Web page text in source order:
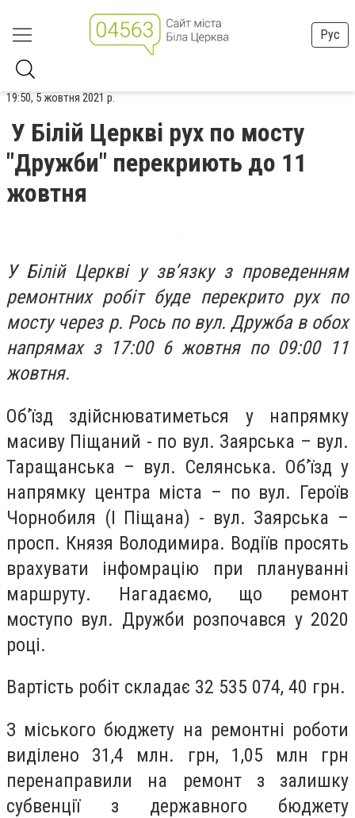
Рус
19:50, 5 жовтня 2021 р.
У Білій Церкві рух по мосту
"Дружби" перекриють до 11
жовтня
У Білій Церкві у зв’язку з проведенням
ремонтних робіт буде перекрито рух по
мосту через р. Рось по вул. Дружба в обох
напрямах з 17:00 6 жовтня по 09:00 11
жовтня.
Об’їзд здійснюватиметься у напрямку
масиву Піщаний - по вул. Заярська – вул.
Таращанська – вул. Селянська. Об’їзд у
напрямку центра міста – по вул. Героїв
Чорнобиля (I Піщана) - вул. Заярська –
просп. Князя Володимира. Водіїв просять
врахувати інфомрацію при плануванні
маршруту. Нагадаємо, що ремонт
моступо вул. Дружби розпочався у 2020
році.
Вартість робіт складає 32 535 074, 40 грн.
З міського бюджету на ремонтні роботи
виділено 31,4 млн. грн, 1,05 млн грн
перенаправили на ремонт з залишку
субвенції з державного бюджету